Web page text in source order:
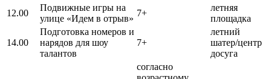
12.00
Подвижные игры на
улице «Идем в отрыв»
7+
летняя
площадка
14.00
Подготовка номеров и
нарядов для шоу
талантов
7+
летний
шатер/центр
досуга
согласно